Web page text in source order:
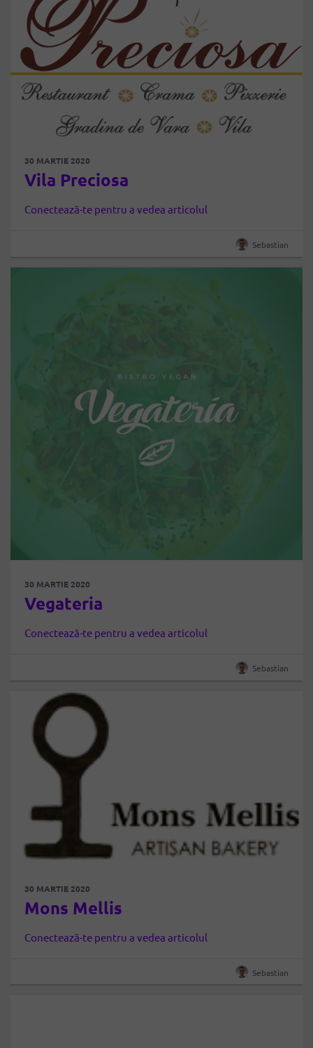
30 MARTIE 2020
Vila Preciosa
Conectează-te pentru a vedea articolul
Sebastian
30 MARTIE 2020
Vegateria
Conectează-te pentru a vedea articolul
Sebastian
30 MARTIE 2020
Mons Mellis
Conectează-te pentru a vedea articolul
Sebastian